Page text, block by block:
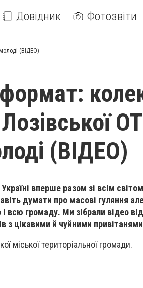
Довідник Фотозвіти
(ВІДЕО)
(ВІДЕО)
вперше разом зі всім
думати про масові гуляння
всю громаду. Ми зібрали відео
з цікавими й чуйними
міської територіальної громади.